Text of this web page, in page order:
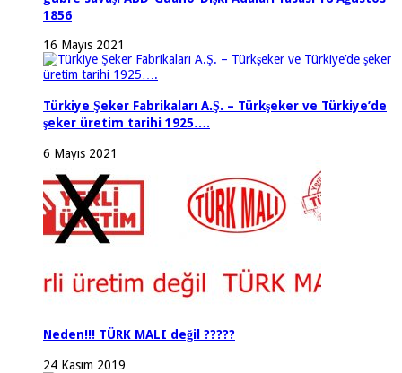
1856
16 Mayıs 2021
Türkiye Şeker Fabrikaları A.Ş. – Türkşeker ve Türkiye’de
şeker üretim tarihi 1925….
6 Mayıs 2021
Neden!!! TÜRK MALI değil ?????
24 Kasım 2019